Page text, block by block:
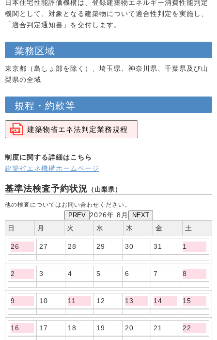
日本住宅性能評価機構は、登録建築物エネルギー消費性能判定
機関として、対象となる建築物について適合性判定を実施し、
「適合判定通知書」を交付します。
業務区域
東京都（島しょ部を除く）、埼玉県、神奈川県、千葉県及び山
梨県の全域
規程・約款等
建築物省エネ法判定業務規程
制度に関する詳細はこちら
建築省エネ機構ホームページ
基準法検査予約状況 （山梨県）
他の検査についてはお問い合わせください。
PREV 2026年 8月
NEXT
日
月 火 水 木 金 土
26 27 28 29 30 31 1
2 3 4 5 6 7 8
9 10 11 12 13 14 15
16 17 18 19 20 21 22